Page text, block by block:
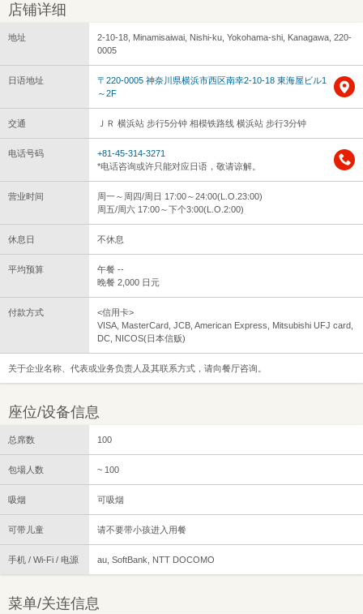
店铺详细
地址
2-10-18, Minamisaiwai, Nishi-ku, Yokohama-shi, Kanagawa, 220-
0005
日语地址
〒220-0005 神奈川県横浜市西区南幸2-10-18 東海屋ビル1
～2F
交通 ＪＲ 横浜站 步行5分钟 相模铁路线 横浜站 步行3分钟
电话号码
+81-45-314-3271
*电话咨询或许只能对应日语，敬请谅解。
营业时间
周一～周四/周日 17:00～24:00(L.O.23:00)
周五/周六 17:00～下个3:00(L.O.2:00)
休息日 不休息
平均预算
午餐 --
晚餐 2,000 日元
付款方式
<信用卡>
VISA, MasterCard, JCB, American Express, Mitsubishi UFJ card,
DC, NICOS(日本信贩)
关于企业名称、代表或业务负责人及其联系方式，请向餐厅咨询。
座位/设备信息
总席数 100
包場人数 ~ 100
吸烟 可吸烟
可带儿童 请不要带小孩进入用餐
手机 / Wi-Fi / 电源 au, SoftBank, NTT DOCOMO
菜单/关连信息